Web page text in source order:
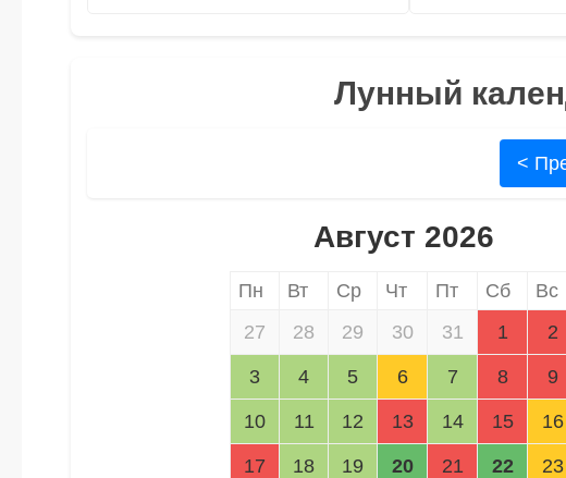
Лунный
<
Август 2026
Пн Вт Ср Чт Пт Сб
Вс
27
28 29 30 31 1 2
3 4 5 6 7 8 9
10 11 12 13 14 15 16
17 18 19 20 21 22 23